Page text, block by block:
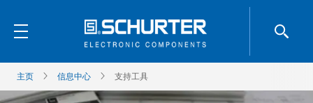
主页 信息中心 支持工具